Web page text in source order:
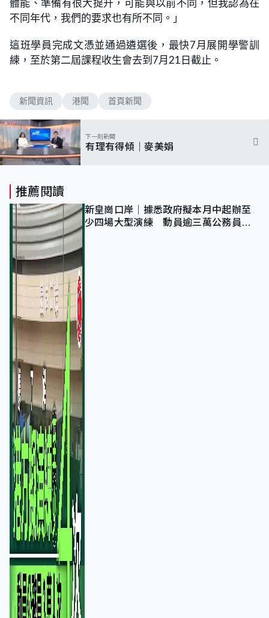
體能、準備有很大提升，可能與以前不同，但我認為在
不同年代，我們的要求也有所不同。」
這班學員完成文憑並通過遴選後，最快7月展開學警訓
練，至於第二屆課程收生會去到7月21日截止。
新聞資訊 港聞 首頁新聞
下一則新聞
有理有得傾｜麥美娟
推薦閱讀
新皇崗口岸｜據悉政府擬本月中起辦至
少四場大型演練 動員逾三萬公務員人